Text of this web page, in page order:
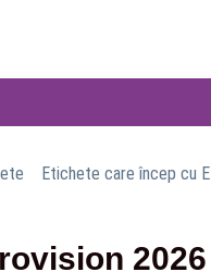
Etichete care încep cu E
2026